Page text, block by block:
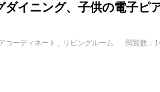
ダイニング、子供の電子ピ
コーディネート リビングルーム 閲覧数：